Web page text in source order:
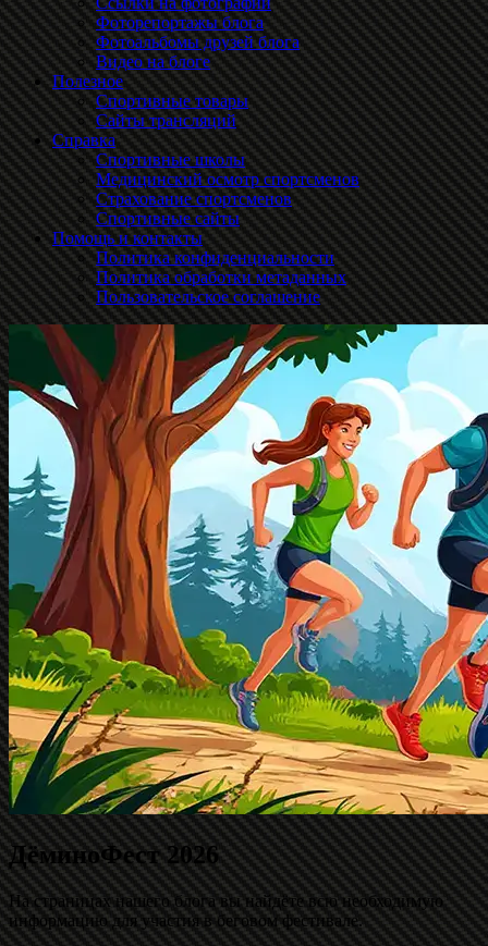
Фоторепортажы блога
Фотоальбомы друзей блога
Видео на блоге
Полезное
Спортивные товары
Сайты трансляций
Справка
Спортивные школы
Медицинский осмотр спортсменов
Страхование спортсменов
Спортивные сайты
Помощь и контакты
Политика конфиденциальности
Политика обработки метаданных
Пользовательское соглашение
ДёминоФест 2026
На страницах нашего блога вы найдёте всю необходимую
информацию для участия в беговом фестивале.